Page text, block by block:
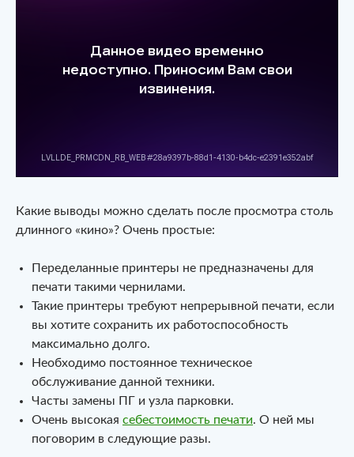
Какие выводы можно сделать после просмотра столь
длинного «кино»? Очень простые:
Переделанные принтеры не предназначены для
печати такими чернилами.
Такие принтеры требуют непрерывной печати, если
вы хотите сохранить их работоспособность
максимально долго.
Необходимо постоянное техническое
обслуживание данной техники.
Часты замены ПГ и узла парковки.
Очень высокая себестоимость печати. О ней мы
поговорим в следующие разы.